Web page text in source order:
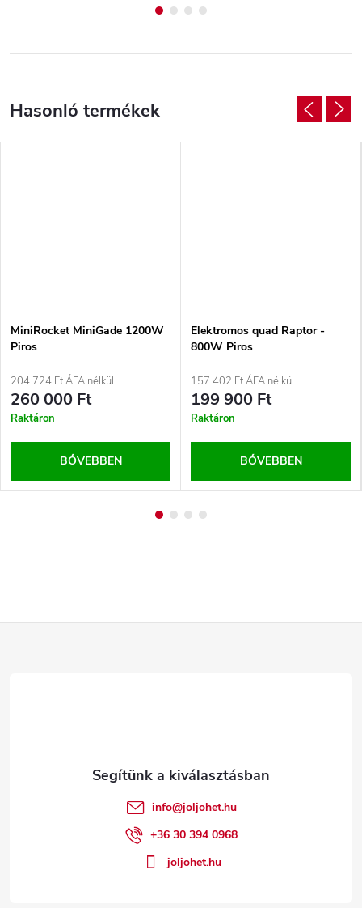
MiniRocket MiniGade 1200W
Piros
204 724 Ft ÁFA nélkül
260 000 Ft
Raktáron
BŐVEBBEN
Elektromos quad Raptor -
800W Piros
157 402 Ft ÁFA nélkül
199 900 Ft
Raktáron
BŐVEBBEN
info@joljohet.hu
+36 30 394 0968
joljohet.hu